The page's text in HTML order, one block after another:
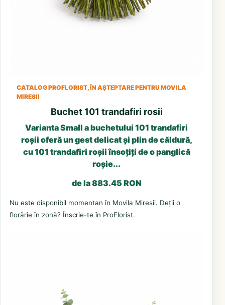
CATALOG PROFLORIST, ÎN AȘTEPTARE PENTRU MOVILA
MIRESII
Buchet 101 trandafiri rosii
Varianta Small a buchetului 101 trandafiri
roșii oferă un gest delicat și plin de căldură,
cu 101 trandafiri roșii însoțiți de o panglică
roșie...
de la 883.45 RON
Nu este disponibil momentan în Movila Miresii. Deții o
florărie în zonă? Înscrie-te în ProFlorist.